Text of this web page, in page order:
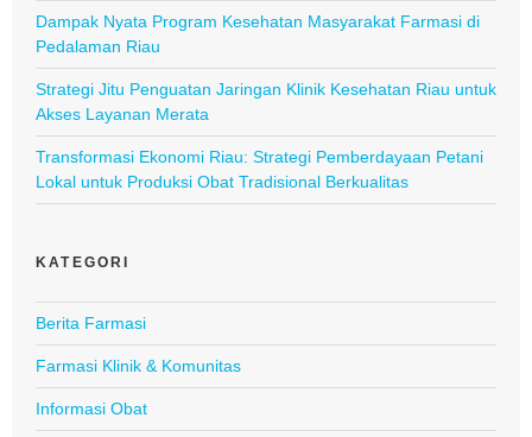
Dampak Nyata Program Kesehatan Masyarakat Farmasi di
Pedalaman Riau
Strategi Jitu Penguatan Jaringan Klinik Kesehatan Riau untuk
Akses Layanan Merata
Transformasi Ekonomi Riau: Strategi Pemberdayaan Petani
Lokal untuk Produksi Obat Tradisional Berkualitas
KATEGORI
Berita Farmasi
Farmasi Klinik & Komunitas
Informasi Obat